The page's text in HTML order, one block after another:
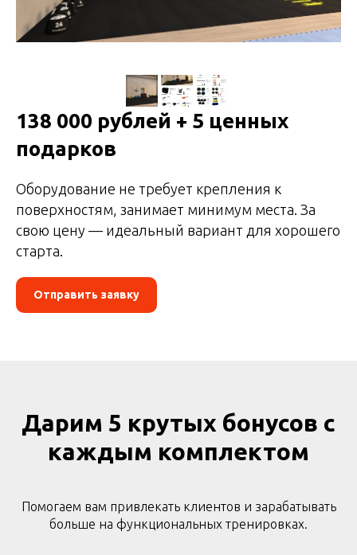
138 000 рублей + 5 ценных
подарков
Оборудование не требует крепления к
поверхностям, занимает минимум места. За
свою цену — идеальный вариант для хорошего
старта.
Отправить заявку
Дарим 5 крутых бонусов с
каждым комплектом
Помогаем вам привлекать клиентов и зарабатывать
больше на функциональных тренировках.